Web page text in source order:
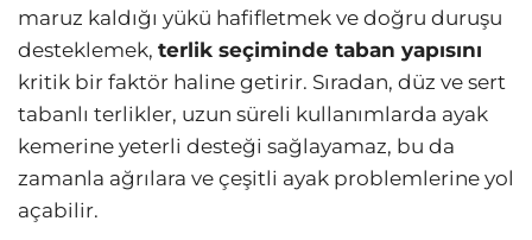
maruz kaldığı yükü hafifletmek ve doğru duruşu
desteklemek, terlik seçiminde taban yapısını
kritik bir faktör haline getirir. Sıradan, düz ve sert
tabanlı terlikler, uzun süreli kullanımlarda ayak
kemerine yeterli desteği sağlayamaz, bu da
zamanla ağrılara ve çeşitli ayak problemlerine yol
açabilir.